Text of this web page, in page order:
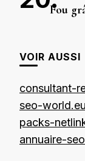
Fou
VOIR AUSSI
consultant-
seo-world.eu
packs-
annuaire-